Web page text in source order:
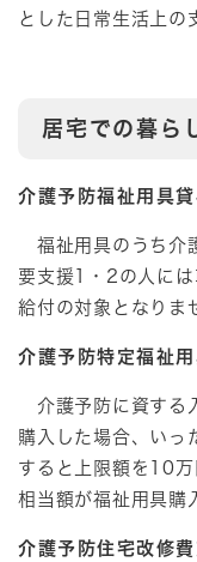
とした日常生活上の
居宅での暮ら
介護予防福祉用具
福祉用具のうち介
要支援1・2の人に
給付の対象となりま
介護予防特定福祉
介護予防に資する
購入した場合、いっ
すると上限額を10万
相当額が福祉用具購
介護予防住宅改修